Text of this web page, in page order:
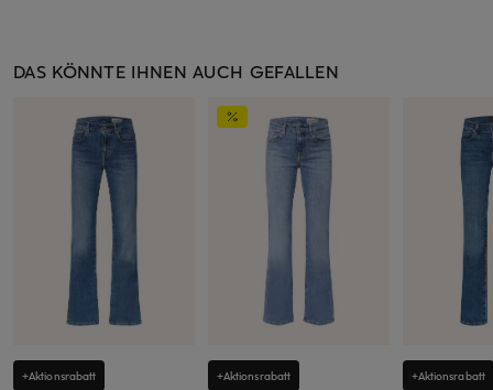
DAS KÖNNTE IHNEN AUCH GEFALLEN
+Aktionsrabatt +Aktionsrabatt +Aktionsrabatt